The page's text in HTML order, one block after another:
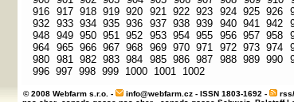
916 917 918 919 920 921 922 923 924 925 926
932 933 934 935 936 937 938 939 940 941 942
948 949 950 951 952 953 954 955 956 957 958
964 965 966 967 968 969 970 971 972 973 974
980 981 982 983 984 985 986 987 988 989 990
996 997 998 999 1000 1001 1002
© 2008 Webfarm s.r.o. - info@webfarm.cz- ISSN 1803-1692 -